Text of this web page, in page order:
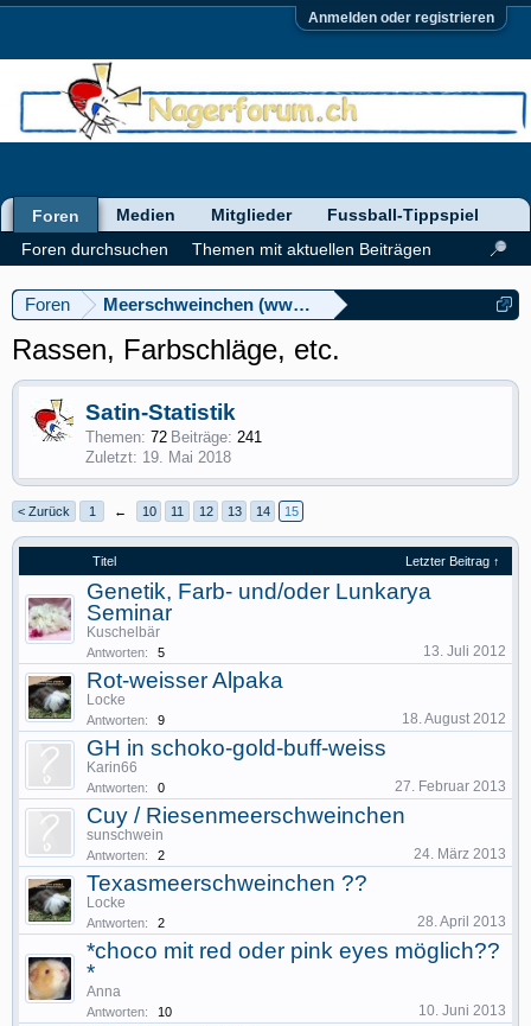
Anmelden oder registrieren
Foren Meerschweinchen (www.meerschweinforum.ch)
Rassen, Farbschläge, etc.
Satin-Statistik
Themen: 72 Beiträge: 241
19. Mai 2018
< Zurück 1 ← 10 11 12 13 14 15
Titel Letzter Beitrag ↑
Genetik, Farb- und/oder Lunkarya
Seminar
Kuschelbär
Antworten: 5 13. Juli 2012
Rot-weisser Alpaka
Locke
Antworten: 9 18. August 2012
GH in schoko-gold-buff-weiss
Karin66
Antworten: 0 27. Februar 2013
Cuy / Riesenmeerschweinchen
sunschwein
Antworten: 2 24. März 2013
Texasmeerschweinchen ??
Locke
Antworten: 2 28. April 2013
*choco mit red oder pink eyes möglich??
*
Anna
Antworten: 10 10. Juni 2013
Foren
Foren durchsuchen
Themen mit aktuellen Beiträgen
Medien Mitglieder Fussball-Tippspiel